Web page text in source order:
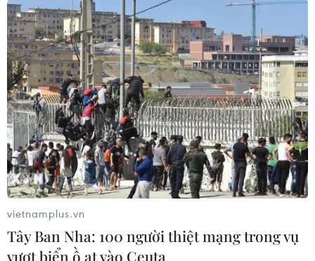
#Du học Singapore
#Thủ tướng Singapore
#Hội nghị Cấp cao ASEAN
#Lý Hiển Long
#Chủ tịch ASEAN 2018
#Việt Nam-Singapore
#tin tức
#tin tức mới nhất
#tin tức 24h
#tin tức mới nhất trong ngày
#tin tức thời sự
#tin tức hot
#tin tức an ninh thời sự
#thời sự hôm nay
#phạm pháp
#pháp luật #pháp đình
#xã hội
vietnamplus.vn
Tây Ban Nha: 100 người thiệt mạng trong vụ
vượt biển ồ ạt vào Ceuta